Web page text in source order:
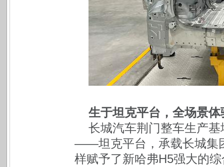
生于坦克平台，全场景
长城汽车荆门整车生产
——坦克平台，承载长城集
样赋予了新哈弗H5强大的